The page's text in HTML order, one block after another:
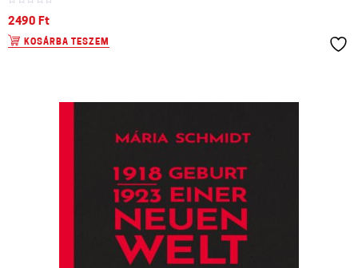
2490 Ft
KOSÁRBA TESZEM